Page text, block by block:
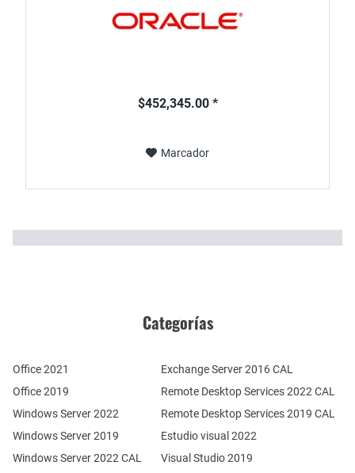
$452,345.00 *
Marcador
Categorías
Office 2021
Office 2019
Windows Server 2022
Windows Server 2019
Windows Server 2022 CAL
Remote Desktop Services 2022 CAL
Remote Desktop Services 2019 CAL
Exchange Server 2016 CAL
Estudio visual 2022
Visual Studio 2019